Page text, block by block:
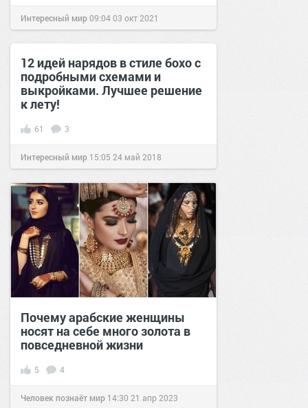
Интересный мир09:0403 окт 2021
12 идей нарядов в стиле бохо с
подробными схемами и
выкройками. Лучшее решение
к лету!
61 3
Интересный мир 15:05 24 май 2018
Почему арабские женщины
носят на себе много золота в
повседневной жизни
5 4
Человек познаёт мир 14:30 21 апр 2023